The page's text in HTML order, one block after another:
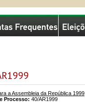
a Assembleia da República 1999
Processo: 40/AR1999
de Eleições